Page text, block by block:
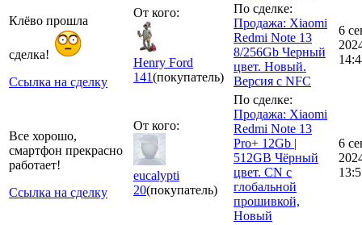
Клёво прошла
сделка!
Ссылка на сделку
От кого:
Henry Ford
141(покупатель)
По сделке:
Продажа: Xiaomi
Redmi Note 13
8/256Gb Черный
цвет. Новый.
Версия с NFC
6
Все хорошо,
смартфон прекрасно
работает!
Ссылка на сделку
От кого:
eucalypti
20(покупатель)
По сделке:
Продажа: Xiaomi
Redmi Note 13
Pro+ 12Gb |
512GB Чёрный
цвет. CN с
глобальной
прошивкой,
Новый
6